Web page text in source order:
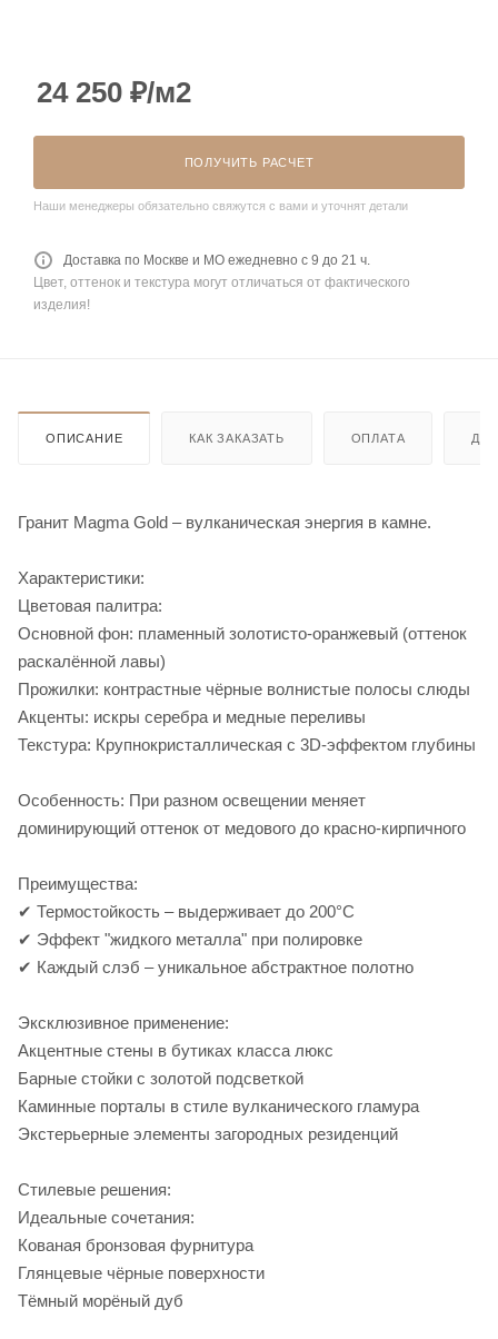
24 250 ₽/м2
ПОЛУЧИТЬ РАСЧЕТ
Наши менеджеры обязательно свяжутся с вами и уточнят детали
Доставка по Москве и МО ежедневно с 9 до 21 ч.
Цвет, оттенок и текстура могут отличаться от фактического
изделия!
ОПИСАНИЕ КАК ЗАКАЗАТЬ ОПЛАТА
Гранит Magma Gold – вулканическая энергия в камне.
Характеристики:
Цветовая палитра:
Основной фон: пламенный золотисто-оранжевый (оттенок
раскалённой лавы)
Прожилки: контрастные чёрные волнистые полосы слюды
Акценты: искры серебра и медные переливы
Текстура: Крупнокристаллическая с 3D-эффектом глубины
Особенность: При разном освещении меняет
доминирующий оттенок от медового до красно-кирпичного
Преимущества:
✔ Термостойкость – выдерживает до 200°C
✔ Эффект "жидкого металла" при полировке
✔ Каждый слэб – уникальное абстрактное полотно
Эксклюзивное применение:
Акцентные стены в бутиках класса люкс
Барные стойки с золотой подсветкой
Каминные порталы в стиле вулканического гламура
Экстерьерные элементы загородных резиденций
Стилевые решения:
Идеальные сочетания:
Кованая бронзовая фурнитура
Глянцевые чёрные поверхности
Тёмный морёный дуб